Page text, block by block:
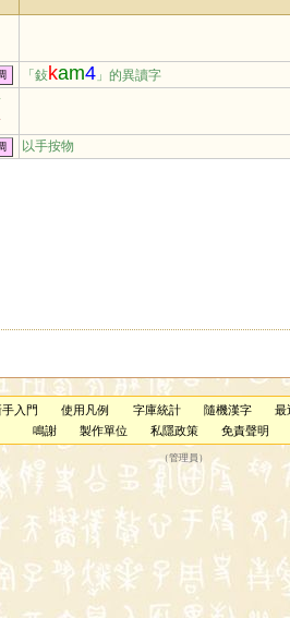
「鈙kam4 」的異讀字
以手按物
手入門 使用凡例 字庫統計 隨機漢字
最
鳴謝
製作單位 私隱政策 免責聲明
（管理員 ）